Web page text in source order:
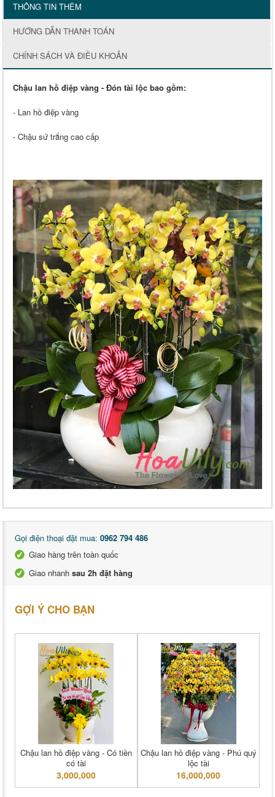
THÔNG TIN THÊM
HƯỚNG DẪN THANH TOÁN
CHÍNH SÁCH VÀ ĐIỀU KHOẢN
Chậu lan hồ điệp vàng - Đón tài lộc bao gồm:
- Lan hồ điệp vàng
- Chậu sứ trắng cao cấp
Gọi điện thoại đặt mua: 0962 794 486
Giao hàng trên toàn quốc
Giao nhanh sau 2h đặt hàng
GỢI Ý CHO BẠN
Chậu lan hồ điệp vàng - Có tiền
có tài
3,000,000
Chậu lan hồ điệp vàng - Phú quý
lộc tài
16,000,000